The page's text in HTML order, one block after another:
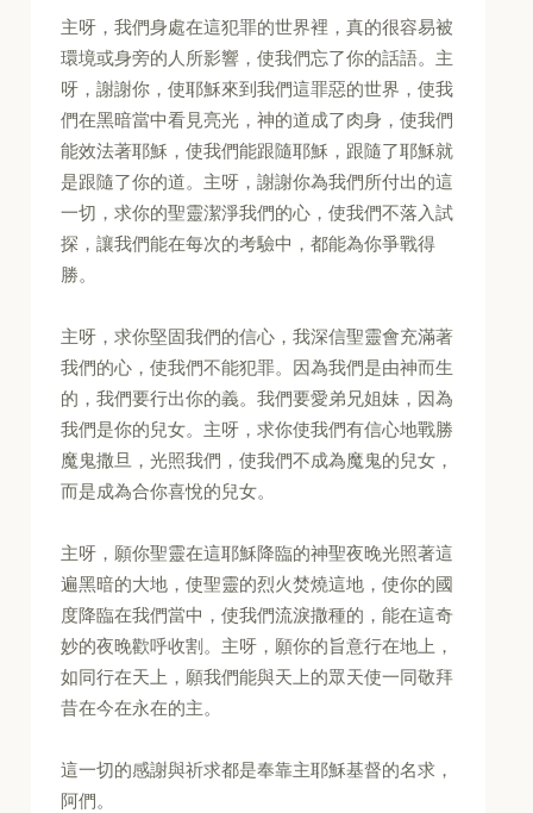
主呀，我們身處在這犯罪的世界裡，真的很容易被
環境或身旁的人所影響，使我們忘了你的話語。主
呀，謝謝你，使耶穌來到我們這罪惡的世界，使我
們在黑暗當中看見亮光，神的道成了肉身，使我們
能效法著耶穌，使我們能跟隨耶穌，跟隨了耶穌就
是跟隨了你的道。主呀，謝謝你為我們所付出的這
一切，求你的聖靈潔淨我們的心，使我們不落入試
探，讓我們能在每次的考驗中，都能為你爭戰得
勝。
主呀，求你堅固我們的信心，我深信聖靈會充滿著
我們的心，使我們不能犯罪。因為我們是由神而生
的，我們要行出你的義。我們要愛弟兄姐妹，因為
我們是你的兒女。主呀，求你使我們有信心地戰勝
魔鬼撒旦，光照我們，使我們不成為魔鬼的兒女，
而是成為合你喜悅的兒女。
主呀，願你聖靈在這耶穌降臨的神聖夜晚光照著這
遍黑暗的大地，使聖靈的烈火焚燒這地，使你的國
度降臨在我們當中，使我們流淚撒種的，能在這奇
妙的夜晚歡呼收割。主呀，願你的旨意行在地上，
如同行在天上，願我們能與天上的眾天使一同敬拜
昔在今在永在的主。
這一切的感謝與祈求都是奉靠主耶穌基督的名求，
阿們。